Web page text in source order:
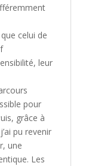
celui de
leur
pour
grâce à
pu revenir
une
Les